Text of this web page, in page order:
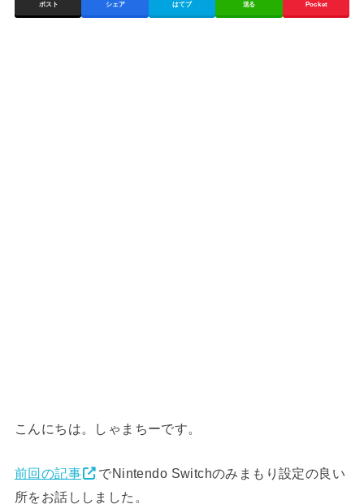
ポスト シェア はてブ 送る Pocket
こんにちは。しゃまちーです。
前回の記事
でNintendo Switchのみまもり設定の良い
所をお話ししました。